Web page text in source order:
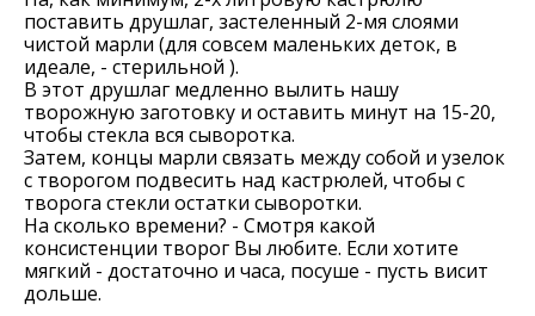
поставить друшлаг, застеленный 2-мя слоями
чистой марли (для совсем маленьких деток, в
идеале, - стерильной ).
В этот друшлаг медленно вылить нашу
творожную заготовку и оставить минут на 15-20,
чтобы стекла вся сыворотка.
Затем, концы марли связать между собой и узелок
с творогом подвесить над кастрюлей, чтобы с
творога стекли остатки сыворотки.
На сколько времени? - Смотря какой
консистенции творог Вы любите. Если хотите
мягкий - достаточно и часа, посуше - пусть висит
дольше.